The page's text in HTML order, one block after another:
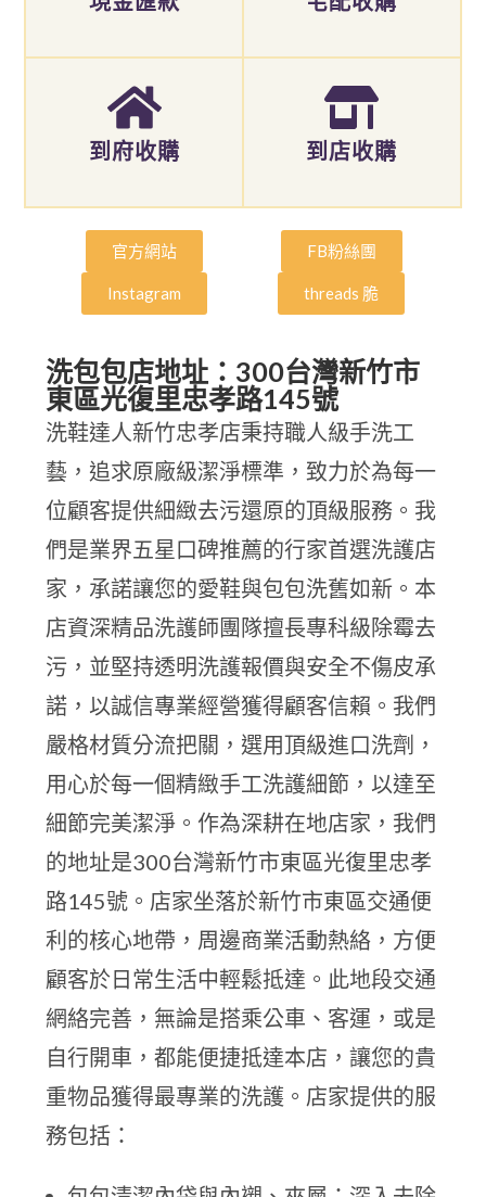
到府收購 到店收購
官方網站 FB粉絲團
Instagram threads 脆
洗包包店地址：300台灣新竹市
東區光復里忠孝路145號
洗鞋達人新竹忠孝店秉持職人級手洗工
藝，追求原廠級潔淨標準，致力於為每一
位顧客提供細緻去污還原的頂級服務。我
們是業界五星口碑推薦的行家首選洗護店
家，承諾讓您的愛鞋與包包洗舊如新。本
店資深精品洗護師團隊擅長專科級除霉去
污，並堅持透明洗護報價與安全不傷皮承
諾，以誠信專業經營獲得顧客信賴。我們
嚴格材質分流把關，選用頂級進口洗劑，
用心於每一個精緻手工洗護細節，以達至
細節完美潔淨。作為深耕在地店家，我們
的地址是300台灣新竹市東區光復里忠孝
路145號。店家坐落於新竹市東區交通便
利的核心地帶，周邊商業活動熱絡，方便
顧客於日常生活中輕鬆抵達。此地段交通
網絡完善，無論是搭乘公車、客運，或是
自行開車，都能便捷抵達本店，讓您的貴
重物品獲得最專業的洗護。店家提供的服
務包括：